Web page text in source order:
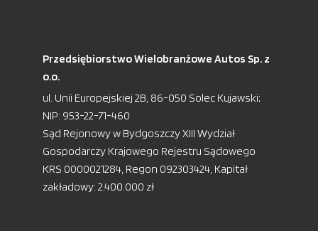
Przedsiębiorstwo Wielobranżowe Autos Sp. z
o.o.
ul. Unii Europejskiej 2B, 86-050 Solec Kujawski;
NIP: 953-22-71-460
Sąd Rejonowy w Bydgoszczy XIII Wydział
Gospodarczy Krajowego Rejestru Sądowego
KRS 0000021284, Regon 092303424, Kapitał
zakładowy: 2.400.000 zł